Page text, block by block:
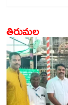
తిరుమల